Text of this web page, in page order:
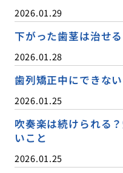
2026.01.29
下がった歯茎は治せ
2026.01.28
歯列矯正中にできな
2026.01.25
吹奏楽は続けられる
いこと
2026.01.25